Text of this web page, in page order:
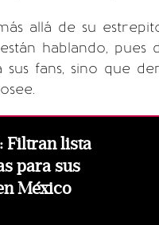
allá de su
hablando,
fans, sino que
Filtran lista
para sus
México